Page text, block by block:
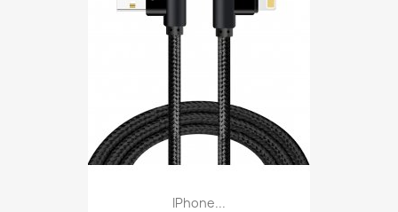
IPhone...